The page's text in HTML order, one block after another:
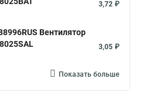
3,72 ₽
Вентилятор
3,05 ₽
Показать больше